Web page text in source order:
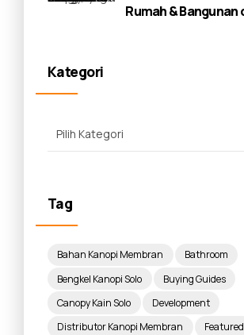
Rumah & Bangunan
Kategori
Tag
Bahan Kanopi Membran
Bathroom
Bengkel Kanopi Solo
Buying Guides
Canopy Kain Solo
Development
Distributor Kanopi Membran
Featured